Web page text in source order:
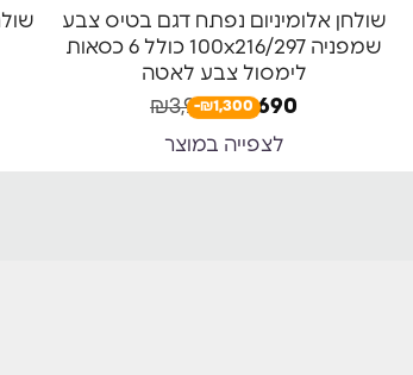
-33%
שולחן אלומיניום נפתח דגם בטיס צבע
שמפניה 100x216/297 כולל 6 כסאות
לימסול צבע לאטה
₪3,990₪2,690
-₪1,300
לצפייה במוצר